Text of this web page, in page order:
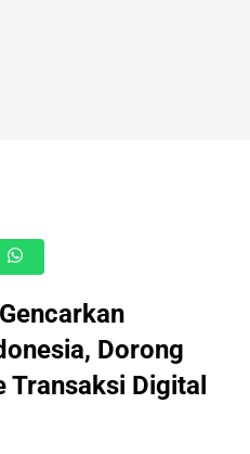
Dorong
Transaksi Digital